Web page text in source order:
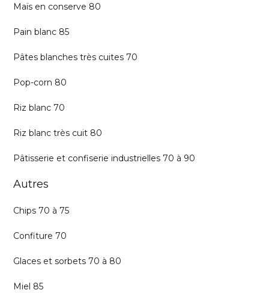
Maïs en conserve 80
Pain blanc 85
Pâtes blanches très cuites 70
Pop-corn 80
Riz blanc 70
Riz blanc très cuit 80
Pâtisserie et confiserie industrielles 70 à 90
Autres
Chips 70 à 75
Confiture 70
Glaces et sorbets 70 à 80
Miel 85